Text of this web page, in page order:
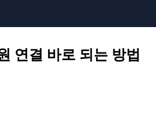
연결 바로 되는 방법